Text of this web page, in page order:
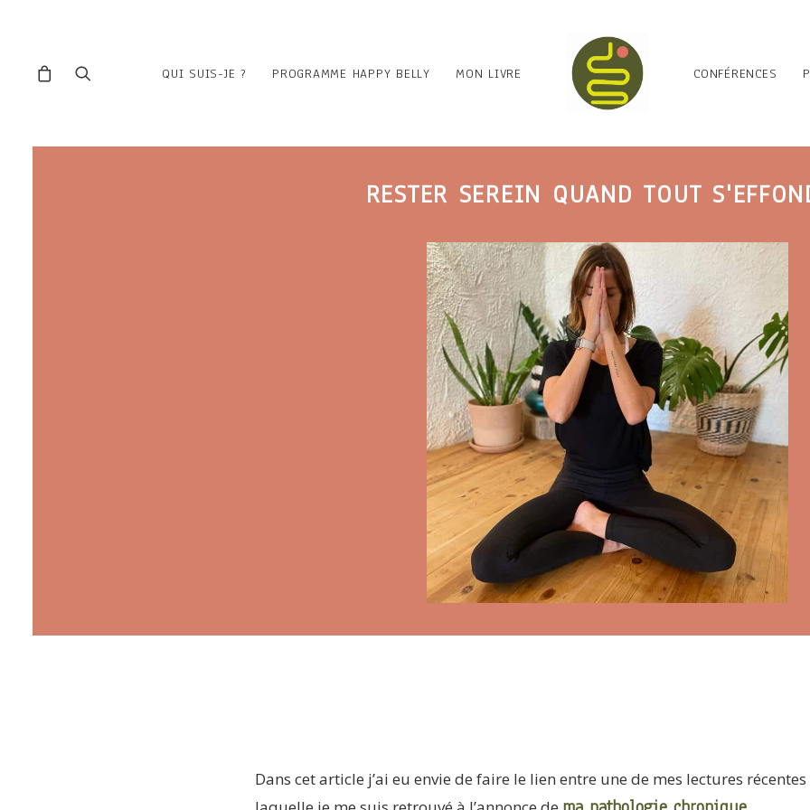
QUI SUIS-JE ? PROGRAMME HAPPY BELLY MON LIVRE CONFÉRENCES
RESTER SEREIN QUAND TOUT
Dans cet article j’ai eu envie de faire le lien entre une de mes lectures